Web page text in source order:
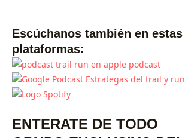
Escúchanos también en estas
plataformas:
ENTERATE DE TODO